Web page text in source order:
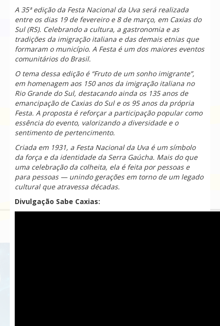
A 35ª edição da Festa Nacional da Uva será realizada
entre os dias 19 de fevereiro e 8 de março, em Caxias do
Sul (RS). Celebrando a cultura, a gastronomia e as
tradições da imigração italiana e das demais etnias que
formaram o município. A Festa é um dos maiores eventos
comunitários do Brasil.
O tema dessa edição é “Fruto de um sonho imigrante”,
em homenagem aos 150 anos da imigração italiana no
Rio Grande do Sul, destacando ainda os 135 anos de
emancipação de Caxias do Sul e os 95 anos da própria
Festa. A proposta é reforçar a participação popular como
essência do evento, valorizando a diversidade e o
sentimento de pertencimento.
Criada em 1931, a Festa Nacional da Uva é um símbolo
da força e da identidade da Serra Gaúcha. Mais do que
uma celebração da colheita, ela é feita por pessoas e
para pessoas — unindo gerações em torno de um legado
cultural que atravessa décadas.
Divulgação Sabe Caxias: